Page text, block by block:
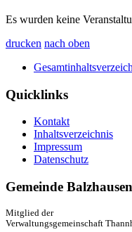
Es wurden keine
drucken nach oben
Quicklinks
Kontakt
Inhaltsverzeichnis
Impressum
Datenschutz
Gemeinde Balzhausen
Mitglied der
Verwaltungsgemeinschaft